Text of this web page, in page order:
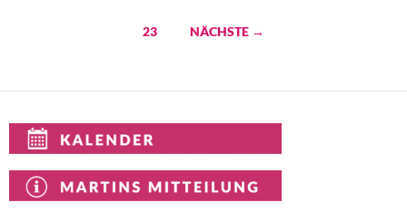
23 NÄCHSTE →